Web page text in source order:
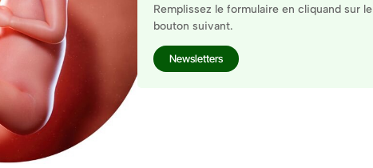
Remplissez le formulaire en cliquand sur le
bouton suivant.
Newsletters